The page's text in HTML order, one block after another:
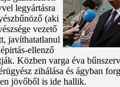
legyártásra
(aki
vezető
javíthatatlanul
ellenző
Közben varga éva
zihálása és ágyban
jövőből is ide hallik.